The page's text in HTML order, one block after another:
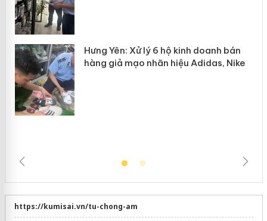
https://kumisai.vn/tu-chong-am